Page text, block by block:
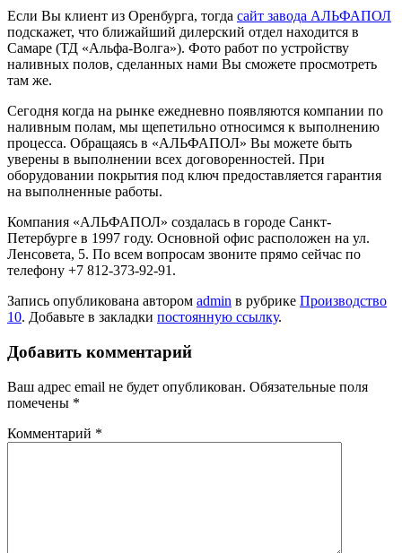
Если Вы клиент из Оренбурга, тогда сайт завода АЛЬФАПОЛ
подскажет, что ближайший дилерский отдел находится в
Самаре (ТД «Альфа-Волга»). Фото работ по устройству
наливных полов, сделанных нами Вы сможете просмотреть
там же.
Сегодня когда на рынке ежедневно появляются компании по
наливным полам, мы щепетильно относимся к выполнению
процесса. Обращаясь в «АЛЬФАПОЛ» Вы можете быть
уверены в выполнении всех договоренностей. При
оборудовании покрытия под ключ предоставляется гарантия
на выполненные работы.
Компания «АЛЬФАПОЛ» создалась в городе Санкт-
Петербурге в 1997 году. Основной офис расположен на ул.
Ленсовета, 5. По всем вопросам звоните прямо сейчас по
телефону +7 812-373-92-91.
Запись опубликована автором admin в рубрике Производство
10. Добавьте в закладки постоянную ссылку.
Добавить комментарий
Ваш адрес email не будет опубликован. Обязательные поля
помечены *
Комментарий *